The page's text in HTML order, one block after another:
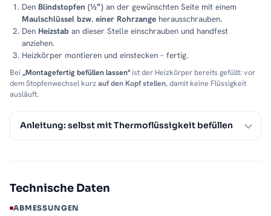
Den Blindstopfen (½″) an der gewünschten Seite mit einem
Maulschlüssel bzw. einer Rohrzange herausschrauben.
Den Heizstab an dieser Stelle einschrauben und handfest
anziehen.
Heizkörper montieren und einstecken – fertig.
Bei „Montagefertig befüllen lassen"ist der Heizkörper bereits gefüllt: vor
dem Stopfenwechsel kurzauf den Kopf stellen, damit keine Flüssigkeit
ausläuft.
Anleitung: selbst mit Thermoflüssigkeit befüllen
Technische Daten
ABMESSUNGEN